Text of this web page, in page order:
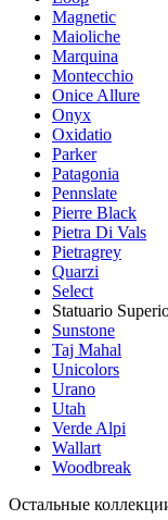
Magnetic
Maioliche
Marquina
Montecchio
Onice Allure
Onyx
Oxidatio
Parker
Patagonia
Pennslate
Pierre Black
Pietra Di Vals
Pietragrey
Quarzi
Select
Statuario
Sunstone
Taj Mahal
Unicolors
Urano
Utah
Verde Alpi
Wallart
Woodbreak
Остальные